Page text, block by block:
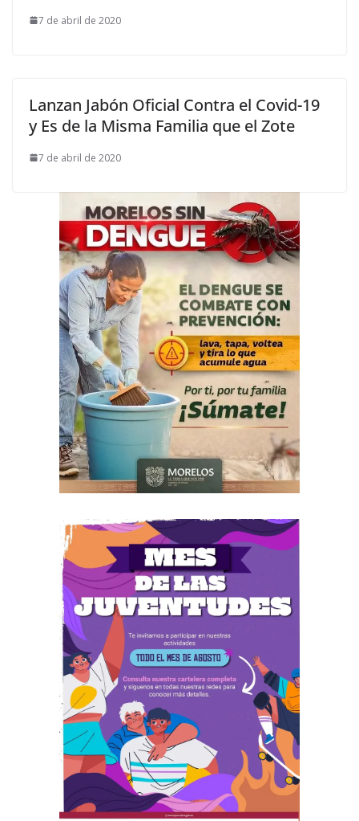
7 de abril de 2020
Lanzan Jabón Oficial Contra el Covid-19
y Es de la Misma Familia que el Zote
7 de abril de 2020